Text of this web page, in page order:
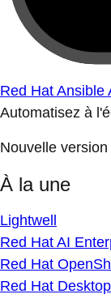
Red Hat Ansible
Automatisez à
Nouvelle version
À la une
Lightwell
Red Hat AI
Red Hat
Red Hat Desktop